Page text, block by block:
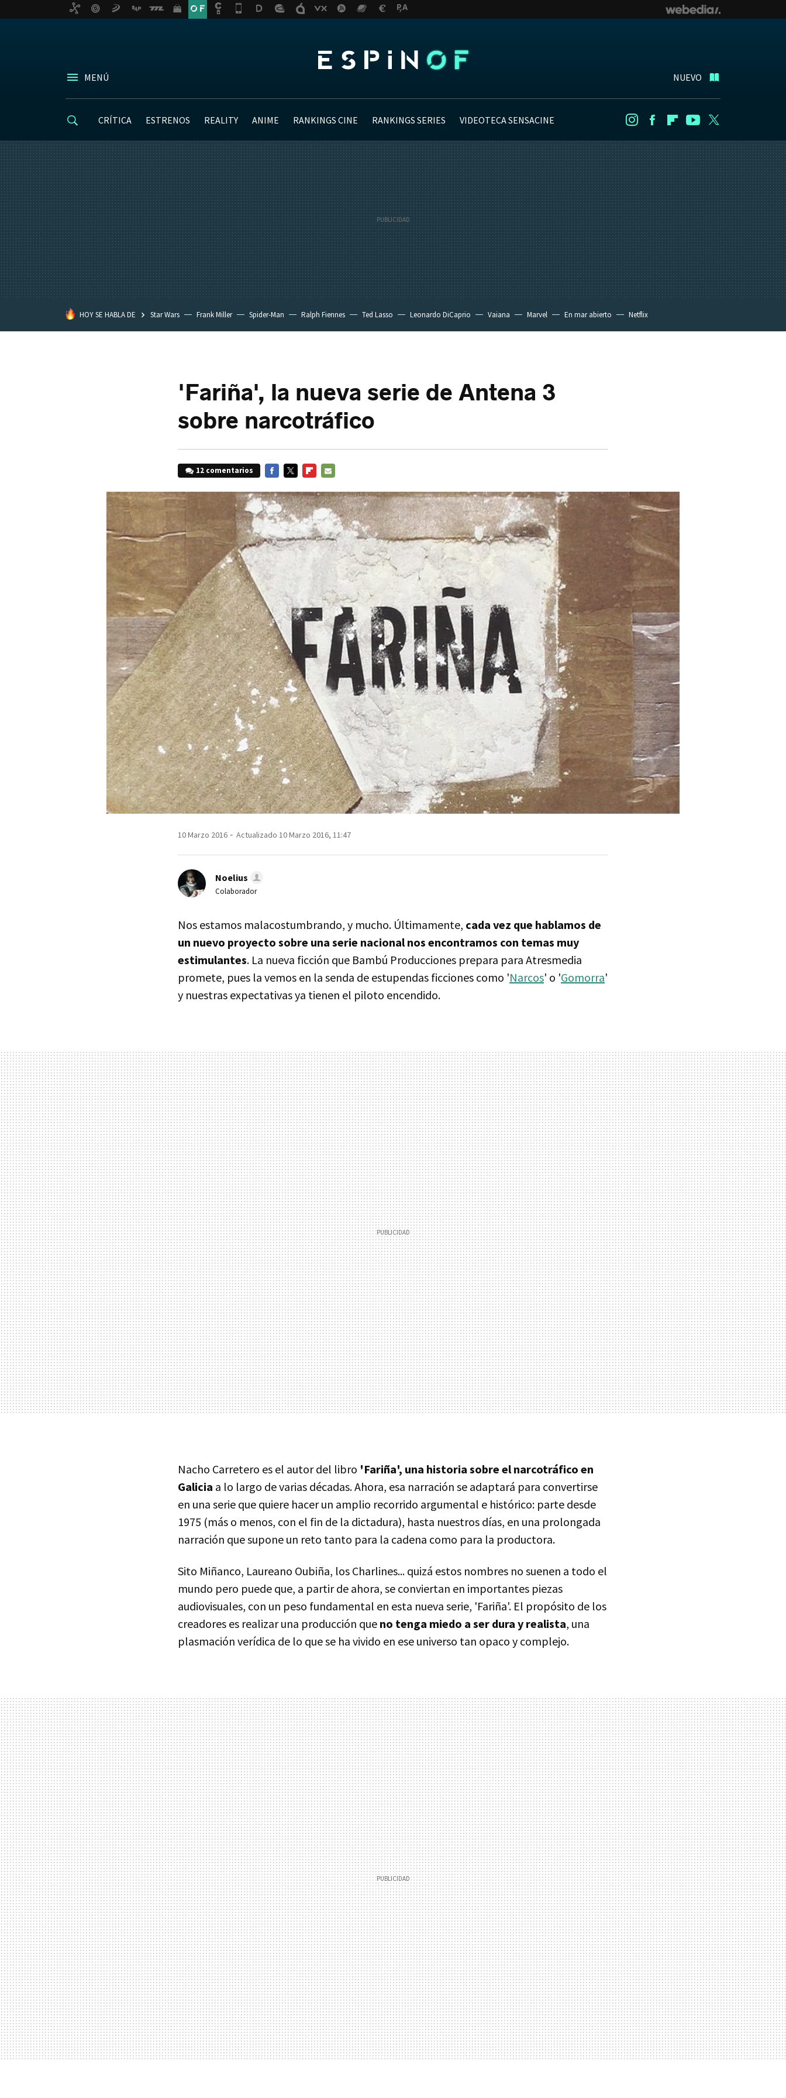
MENÚ NUEVO
CRÍTICA ESTRENOS REALITY ANIME RANKINGS CINE RANKINGS SERIES VIDEOTECA SENSACINE InstagramFacebookFlipboard
Youtube
HOY SE HABLA DE Star Wars Frank Miller Spider-Man Ralph Fiennes Ted Lasso Leonardo DiCaprio Vaiana Marvel En mar abierto Netflix
'Fariña', la nueva serie de Antena 3
sobre narcotráfico
12 comentarios
MAIL
10 Marzo 2016 Actualizado 10 Marzo 2016, 11:47
Noelius
Colaborador
Nos estamos malacostumbrando, y mucho. Últimamente, cada vez que hablamos de
un nuevo proyecto sobre una serie nacional nos encontramos con temas muy
estimulantes. La nueva ficción que Bambú Producciones prepara para Atresmedia
promete, pues la vemos en la senda de estupendas ficciones como 'Narcos' o 'Gomorra'
y nuestras expectativas ya tienen el piloto encendido.
Nacho Carretero es el autor del libro 'Fariña', una historia sobre el narcotráfico en
Galicia a lo largo de varias décadas. Ahora, esa narración se adaptará para convertirse
en una serie que quiere hacer un amplio recorrido argumental e histórico: parte desde
1975 (más o menos, con el fin de la dictadura), hasta nuestros días, en una prolongada
narración que supone un reto tanto para la cadena como para la productora.
Sito Miñanco, Laureano Oubiña, los Charlines... quizá estos nombres no suenen a todo el
mundo pero puede que, a partir de ahora, se conviertan en importantes piezas
audiovisuales, con un peso fundamental en esta nueva serie, 'Fariña'. El propósito de los
creadores es realizar una producción que no tenga miedo a ser dura y realista, una
plasmación verídica de lo que se ha vivido en ese universo tan opaco y complejo.